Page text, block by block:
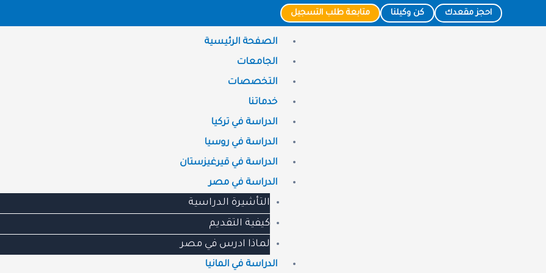
إلى
احجز مقعدك كن وكيلنا متابعة طلب التسجيل
الصفحة الرئيسية
الجامعات
التخصصات
خدماتنا
الدراسة في تركيا
الدراسة في روسيا
الدراسة في قيرغيزستان
الدراسة في مصر
التأشيرة الدراسية
كيفية التقديم
لماذا ادرس في مصر
الدراسة في المانيا
Menu
Post
navigation